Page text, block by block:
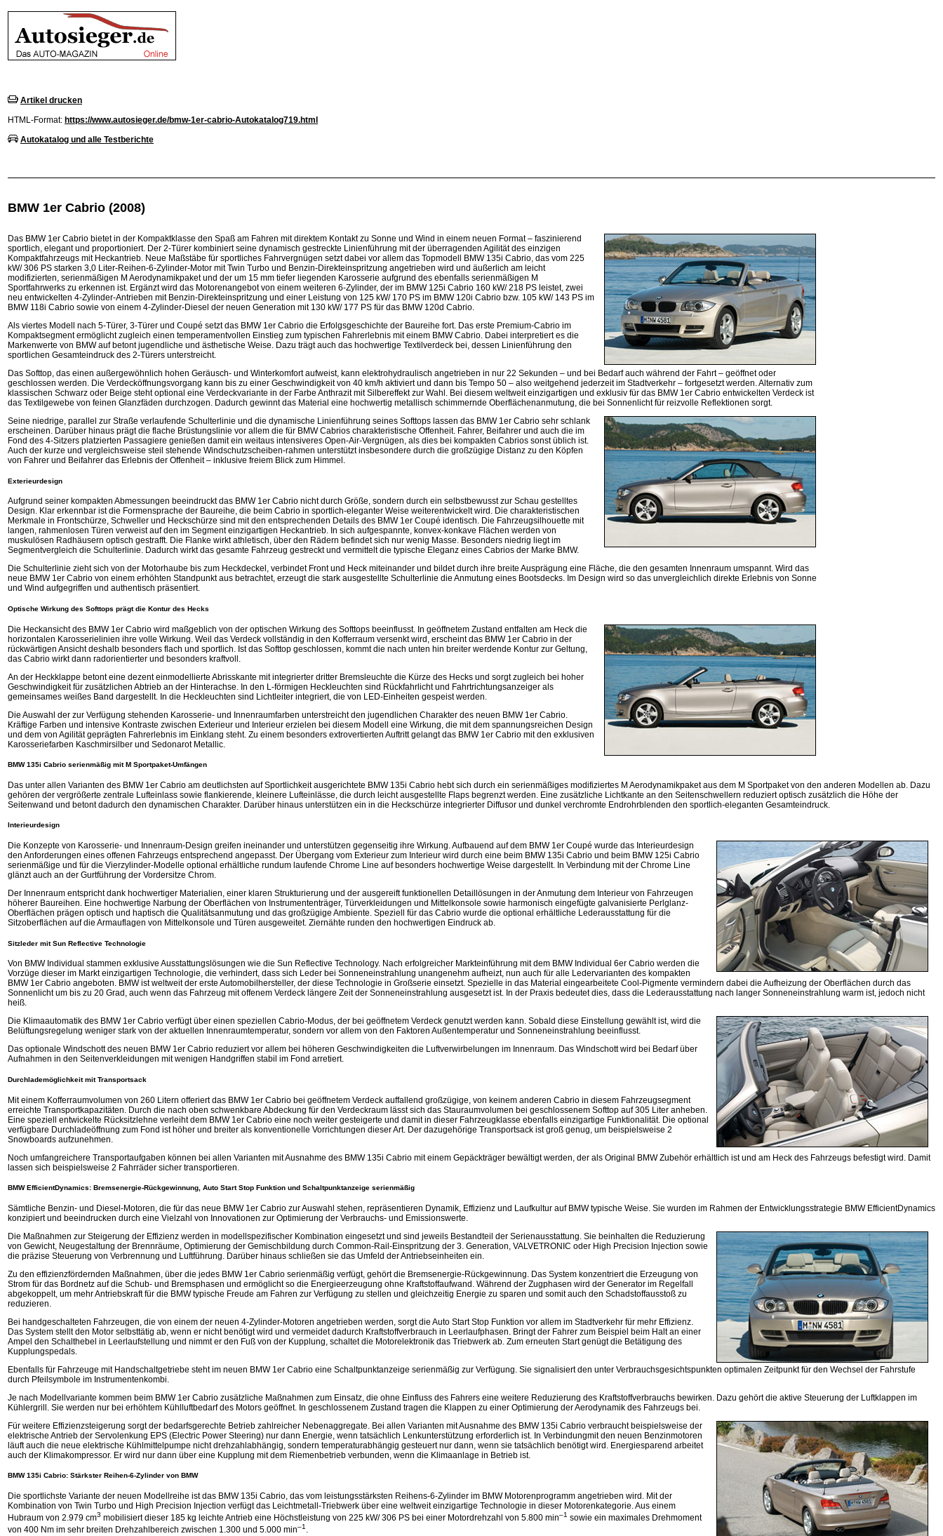
Artikel drucken
HTML-Format: https://www.autosieger.de/bmw-1er-cabrio-Autokatalog719.html
Autokatalog und alle Testberichte
BMW 1er Cabrio (2008)
Das BMW 1er Cabrio bietet in der Kompaktklasse den Spaß am Fahren mit direktem Kontakt zu Sonne und Wind in einem neuen Format – faszinierend
sportlich, elegant und proportioniert. Der 2-Türer kombiniert seine dynamisch gestreckte Linienführung mit der überragenden Agilität des einzigen
Kompaktfahrzeugs mit Heckantrieb. Neue Maßstäbe für sportliches Fahrvergnügen setzt dabei vor allem das Topmodell BMW 135i Cabrio, das vom 225
kW/ 306 PS starken 3,0 Liter-Reihen-6-Zylinder-Motor mit Twin Turbo und Benzin-Direkteinspritzung angetrieben wird und äußerlich am leicht
modifizierten, serienmäßigen M Aerodynamikpaket und der um 15 mm tiefer liegenden Karosserie aufgrund des ebenfalls serienmäßigen M
Sportfahrwerks zu erkennen ist. Ergänzt wird das Motorenangebot von einem weiteren 6-Zylinder, der im BMW 125i Cabrio 160 kW/ 218 PS leistet, zwei
neu entwickelten 4-Zylinder-Antrieben mit Benzin-Direkteinspritzung und einer Leistung von 125 kW/ 170 PS im BMW 120i Cabrio bzw. 105 kW/ 143 PS im
BMW 118i Cabrio sowie von einem 4-Zylinder-Diesel der neuen Generation mit 130 kW/ 177 PS für das BMW 120d Cabrio.
Als viertes Modell nach 5-Türer, 3-Türer und Coupé setzt das BMW 1er Cabrio die Erfolgsgeschichte der Baureihe fort. Das erste Premium-Cabrio im
Kompaktsegment ermöglicht zugleich einen temperamentvollen Einstieg zum typischen Fahrerlebnis mit einem BMW Cabrio. Dabei interpretiert es die
Markenwerte von BMW auf betont jugendliche und ästhetische Weise. Dazu trägt auch das hochwertige Textilverdeck bei, dessen Linienführung den
sportlichen Gesamteindruck des 2-Türers unterstreicht.
Das Softtop, das einen außergewöhnlich hohen Geräusch- und Winterkomfort aufweist, kann elektrohydraulisch angetrieben in nur 22 Sekunden – und bei Bedarf auch während der Fahrt – geöffnet oder
geschlossen werden. Die Verdecköffnungsvorgang kann bis zu einer Geschwindigkeit von 40 km/h aktiviert und dann bis Tempo 50 – also weitgehend jederzeit im Stadtverkehr – fortgesetzt werden. Alternativ zum
klassischen Schwarz oder Beige steht optional eine Verdeckvariante in der Farbe Anthrazit mit Silbereffekt zur Wahl. Bei diesem weltweit einzigartigen und exklusiv für das BMW 1er Cabrio entwickelten Verdeck ist
das Textilgewebe von feinen Glanzfäden durchzogen. Dadurch gewinnt das Material eine hochwertig metallisch schimmernde Oberflächenanmutung, die bei Sonnenlicht für reizvolle Reflektionen sorgt.
Seine niedrige, parallel zur Straße verlaufende Schulterlinie und die dynamische Linienführung seines Softtops lassen das BMW 1er Cabrio sehr schlank
erscheinen. Darüber hinaus prägt die flache Brüstungslinie vor allem die für BMW Cabrios charakteristische Offenheit. Fahrer, Beifahrer und auch die im
Fond des 4-Sitzers platzierten Passagiere genießen damit ein weitaus intensiveres Open-Air-Vergnügen, als dies bei kompakten Cabrios sonst üblich ist.
Auch der kurze und vergleichsweise steil stehende Windschutzscheiben-rahmen unterstützt insbesondere durch die großzügige Distanz zu den Köpfen
von Fahrer und Beifahrer das Erlebnis der Offenheit – inklusive freiem Blick zum Himmel.
Exterieurdesign
Aufgrund seiner kompakten Abmessungen beeindruckt das BMW 1er Cabrio nicht durch Größe, sondern durch ein selbstbewusst zur Schau gestelltes
Design. Klar erkennbar ist die Formensprache der Baureihe, die beim Cabrio in sportlich-eleganter Weise weiterentwickelt wird. Die charakteristischen
Merkmale in Frontschürze, Schweller und Heckschürze sind mit den entsprechenden Details des BMW 1er Coupé identisch. Die Fahrzeugsilhouette mit
langen, rahmenlosen Türen verweist auf den im Segment einzigartigen Heckantrieb. In sich aufgespannte, konvex-konkave Flächen werden von
muskulösen Radhäusern optisch gestrafft. Die Flanke wirkt athletisch, über den Rädern befindet sich nur wenig Masse. Besonders niedrig liegt im
Segmentvergleich die Schulterlinie. Dadurch wirkt das gesamte Fahrzeug gestreckt und vermittelt die typische Eleganz eines Cabrios der Marke BMW.
Die Schulterlinie zieht sich von der Motorhaube bis zum Heckdeckel, verbindet Front und Heck miteinander und bildet durch ihre breite Ausprägung eine Fläche, die den gesamten Innenraum umspannt. Wird das
neue BMW 1er Cabrio von einem erhöhten Standpunkt aus betrachtet, erzeugt die stark ausgestellte Schulterlinie die Anmutung eines Bootsdecks. Im Design wird so das unvergleichlich direkte Erlebnis von Sonne
und Wind aufgegriffen und authentisch präsentiert.
Optische Wirkung des Softtops prägt die Kontur des Hecks
Die Heckansicht des BMW 1er Cabrio wird maßgeblich von der optischen Wirkung des Softtops beeinflusst. In geöffnetem Zustand entfalten am Heck die
horizontalen Karosserielinien ihre volle Wirkung. Weil das Verdeck vollständig in den Kofferraum versenkt wird, erscheint das BMW 1er Cabrio in der
rückwärtigen Ansicht deshalb besonders flach und sportlich. Ist das Softtop geschlossen, kommt die nach unten hin breiter werdende Kontur zur Geltung,
das Cabrio wirkt dann radorientierter und besonders kraftvoll.
An der Heckklappe betont eine dezent einmodellierte Abrisskante mit integrierter dritter Bremsleuchte die Kürze des Hecks und sorgt zugleich bei hoher
Geschwindigkeit für zusätzlichen Abtrieb an der Hinterachse. In den L-förmigen Heckleuchten sind Rückfahrlicht und Fahrtrichtungsanzeiger als
gemeinsames weißes Band dargestellt. In die Heckleuchten sind Lichtleiter integriert, die von LED-Einheiten gespeist werden.
Die Auswahl der zur Verfügung stehenden Karosserie- und Innenraumfarben unterstreicht den jugendlichen Charakter des neuen BMW 1er Cabrio.
Kräftige Farben und intensive Kontraste zwischen Exterieur und Interieur erzielen bei diesem Modell eine Wirkung, die mit dem spannungsreichen Design
und dem von Agilität geprägten Fahrerlebnis im Einklang steht. Zu einem beson­ders extrovertierten Auftritt gelangt das BMW 1er Cabrio mit den exklusiven
Karosseriefarben Kaschmirsilber und Sedonarot Metallic.
BMW 135i Cabrio serienmäßig mit M Sportpaket-Umfängen
Das unter allen Varianten des BMW 1er Cabrio am deutlichsten auf Sportlichkeit ausgerichtete BMW 135i Cabrio hebt sich durch ein serienmäßiges modifiziertes M Aerodynamikpaket aus dem M Sportpaket von den anderen Modellen ab. Dazu
gehören der vergrößerte zentrale Lufteinlass sowie flankierende, kleinere Lufteinlässe, die durch leicht ausgestellte Flaps begrenzt werden. Eine zusätzliche Lichtkante an den Seitenschwellern reduziert optisch zusätzlich die Höhe der
Seitenwand und betont dadurch den dynamischen Charakter. Darüber hinaus unterstützen ein in die Heckschürze integrierter Diffusor und dunkel verchromte Endrohrblenden den sportlich-eleganten Gesamteindruck.
Interieurdesign
Die Konzepte von Karosserie- und Innenraum-Design greifen ineinander und unterstützen gegenseitig ihre Wirkung. Aufbauend auf dem BMW 1er Coupé wurde das Interieurdesign
den Anforderungen eines offenen Fahrzeugs entsprechend angepasst. Der Übergang vom Exterieur zum Interieur wird durch eine beim BMW 135i Cabrio und beim BMW 125i Cabrio
serienmäßige und für die Vierzylinder-Modelle optional erhältliche rundum laufende Chrome Line auf besonders hochwertige Weise dargestellt. In Verbindung mit der Chrome Line
glänzt auch an der Gurtführung der Vordersitze Chrom.
Der Innenraum entspricht dank hochwertiger Materialien, einer klaren Strukturierung und der ausgereift funktionellen Detaillösungen in der Anmutung dem Interieur von Fahrzeugen
höherer Baureihen. Eine hochwertige Narbung der Oberflächen von Instrumententräger, Türverkleidungen und Mittelkonsole sowie harmonisch eingefügte galvanisierte Perlglanz-
Oberflächen prägen optisch und haptisch die Qualitätsanmutung und das großzügige Ambiente. Speziell für das Cabrio wurde die optional erhältliche Lederausstattung für die
Sitzoberflächen auf die Armauflagen von Mittelkonsole und Türen ausgeweitet. Ziernähte runden den hochwertigen Eindruck ab.
Sitzleder mit Sun Reflective Technologie
Von BMW Individual stammen exklusive Ausstattungslösungen wie die Sun Reflective Technology. Nach erfolgreicher Markteinführung mit dem BMW Individual 6er Cabrio werden die
Vorzüge dieser im Markt einzigartigen Technologie, die verhindert, dass sich Leder bei Sonneneinstrahlung unangenehm aufheizt, nun auch für alle Ledervarianten des kompakten
BMW 1er Cabrio angeboten. BMW ist weltweit der erste Automobilhersteller, der diese Technologie in Großserie einsetzt. Spezielle in das Material eingearbeitete Cool-Pigmente vermindern dabei die Aufheizung der Oberflächen durch das
Sonnenlicht um bis zu 20 Grad, auch wenn das Fahrzeug mit offenem Verdeck längere Zeit der Sonneneinstrahlung ausgesetzt ist. In der Praxis bedeutet dies, dass die Lederausstattung nach langer Sonneneinstrahlung warm ist, jedoch nicht
heiß.
Die Klimaautomatik des BMW 1er Cabrio verfügt über einen speziellen Cabrio-Modus, der bei geöffnetem Verdeck genutzt werden kann. Sobald diese Einstellung gewählt ist, wird die
Belüftungsregelung weniger stark von der aktuellen Innenraumtemperatur, sondern vor allem von den Faktoren Außentemperatur und Sonneneinstrahlung beeinflusst.
Das optionale Windschott des neuen BMW 1er Cabrio reduziert vor allem bei höheren Geschwindigkeiten die Luftverwirbelungen im Innenraum. Das Windschott wird bei Bedarf über
Aufnahmen in den Seitenverkleidungen mit wenigen Handgriffen stabil im Fond arretiert.
Durchlademöglichkeit mit Transportsack
Mit einem Kofferraumvolumen von 260 Litern offeriert das BMW 1er Cabrio bei geöffnetem Verdeck auffallend großzügige, von keinem anderen Cabrio in diesem Fahrzeugsegment
erreichte Transportkapazitäten. Durch die nach oben schwenkbare Abdeckung für den Verdeckraum lässt sich das Stauraumvolumen bei geschlossenem Softtop auf 305 Liter anheben.
Eine speziell entwickelte Rücksitzlehne verleiht dem BMW 1er Cabrio eine noch weiter gesteigerte und damit in dieser Fahrzeugklasse ebenfalls einzigartige Funktionalität. Die optional
verfügbare Durchladeöffnung zum Fond ist höher und breiter als konventionelle Vorrichtungen dieser Art. Der dazugehörige Transportsack ist groß genug, um beispielsweise 2
Snowboards aufzunehmen.
Noch umfangreichere Transportaufgaben können bei allen Varianten mit Ausnahme des BMW 135i Cabrio mit einem Gepäckträger bewältigt werden, der als Original BMW Zubehör erhältlich ist und am Heck des Fahrzeugs befestigt wird. Damit
lassen sich beispielsweise 2 Fahrräder sicher transportieren.
BMW EfficientDynamics: Bremsenergie-Rückgewinnung, Auto Start Stop Funktion und Schaltpunktanzeige serienmäßig
Sämtliche Benzin- und Diesel-Motoren, die für das neue BMW 1er Cabrio zur Auswahl stehen, repräsentieren Dynamik, Effizienz und Laufkultur auf BMW typische Weise. Sie wurden im Rahmen der Entwicklungsstrategie BMW EfficientDynamics
konzipiert und beeindrucken durch eine Vielzahl von Innovationen zur Optimierung der Verbrauchs- und Emissionswerte.
Die Maßnahmen zur Steigerung der Effizienz werden in modellspezifischer Kombination eingesetzt und sind jeweils Bestandteil der Serienausstattung. Sie beinhalten die Reduzierung
von Gewicht, Neugestaltung der Brennräume, Optimierung der Gemischbildung durch Common-Rail-Einspritzung der 3. Generation, VALVETRONIC oder High Precision Injection sowie
die präzise Steuerung von Verbrennung und Luftführung. Darüber hinaus schließen sie das Umfeld der Antriebseinheiten ein.
Zu den effizienzfördernden Maßnahmen, über die jedes BMW 1er Cabrio serienmäßig verfügt, gehört die Bremsenergie-Rückgewinnung. Das System konzentriert die Erzeugung von
Strom für das Bordnetz auf die Schub- und Bremsphasen und ermöglicht so die Energieerzeugung ohne Kraftstoffaufwand. Während der Zugphasen wird der Generator im Regelfall
abgekoppelt, um mehr Antriebskraft für die BMW typische Freude am Fahren zur Verfügung zu stellen und gleichzeitig Energie zu sparen und somit auch den Schadstoffausstoß zu
reduzieren.
Bei handgeschalteten Fahrzeugen, die von einem der neuen 4-Zylinder-Motoren angetrieben werden, sorgt die Auto Start Stop Funktion vor allem im Stadtverkehr für mehr Effizienz.
Das System stellt den Motor selbsttätig ab, wenn er nicht benötigt wird und vermeidet dadurch Kraftstoffverbrauch in Leerlaufphasen. Bringt der Fahrer zum Beispiel beim Halt an einer
Ampel den Schalthebel in Leerlaufstellung und nimmt er den Fuß von der Kupplung, schaltet die Motorelektronik das Triebwerk ab. Zum erneuten Start genügt die Betätigung des
Kupplungspedals.
Ebenfalls für Fahrzeuge mit Handschaltgetriebe steht im neuen BMW 1er Cabrio eine Schaltpunktanzeige serienmäßig zur Verfügung. Sie signalisiert den unter Verbrauchsgesichtspunkten optimalen Zeitpunkt für den Wechsel der Fahrstufe
durch Pfeilsymbole im Instrumentenkombi.
Je nach Modellvariante kommen beim BMW 1er Cabrio zusätzliche Maßnahmen zum Einsatz, die ohne Einfluss des Fahrers eine weitere Reduzierung des Kraftstoffverbrauchs bewirken. Dazu gehört die aktive Steuerung der Luftklappen im
Kühlergrill. Sie werden nur bei erhöhtem Kühlluftbedarf des Motors geöffnet. In geschlossenem Zustand tragen die Klappen zu einer Optimierung der Aerodynamik des Fahrzeugs bei.
Für weitere Effizienzsteigerung sorgt der bedarfsgerechte Betrieb zahlreicher Nebenaggregate. Bei allen Varianten mit Ausnahme des BMW 135i Cabrio verbraucht beispielsweise der
elektrische Antrieb der Servolenkung EPS (Electric Power Steering) nur dann Energie, wenn tatsächlich Lenkunterstützung erforderlich ist. In Verbindungmit den neuen Benzinmotoren
läuft auch die neue elektrische Kühlmittelpumpe nicht drehzahlabhängig, sondern temperaturabhängig gesteuert nur dann, wenn sie tatsächlich benötigt wird. Energiesparend arbeitet
auch der Klimakompressor. Er wird nur dann über eine Kupplung mit dem Riemenbetrieb verbunden, wenn die Klimaanlage in Betrieb ist.
BMW 135i Cabrio: Stärkster Reihen-6-Zylinder von BMW
Die sportlichste Variante der neuen Modellreihe ist das BMW 135i Cabrio, das vom leistungsstärksten Reihens-6-Zylinder im BMW Motorenprogramm angetrieben wird. Mit der
Kombination von Twin Turbo und High Precision Injection verfügt das Leichtmetall-Triebwerk über eine weltweit einzigartige Technologie in dieser Motorenkategorie. Aus einem
Hubraum von 2.979 cm3 mobilisiert dieser 185 kg leichte Antrieb eine Höchstleistung von 225 kW/ 306 PS bei einer Motordrehzahl von 5.800 min–1 sowie ein maximales Drehmoment
von 400 Nm im sehr breiten Drehzahlbereich zwischen 1.300 und 5.000 min–1 .